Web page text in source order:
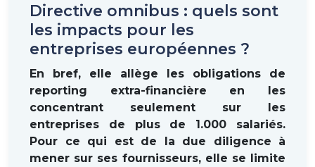
Directive omnibus : quels sont
les impacts pour les
entreprises européennes ?
En bref, elle allège les obligations de
reporting extra-financière en les
concentrant seulement sur les
entreprises de plus de 1.000 salariés.
Pour ce qui est de la due diligence à
mener sur ses fournisseurs, elle se limite